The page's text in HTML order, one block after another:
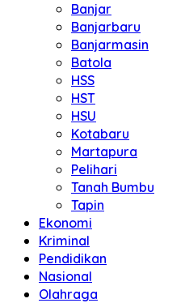
Banjar
Banjarbaru
Banjarmasin
Batola
HSS
HST
HSU
Kotabaru
Martapura
Pelihari
Tanah Bumbu
Tapin
Ekonomi
Kriminal
Pendidikan
Nasional
Olahraga